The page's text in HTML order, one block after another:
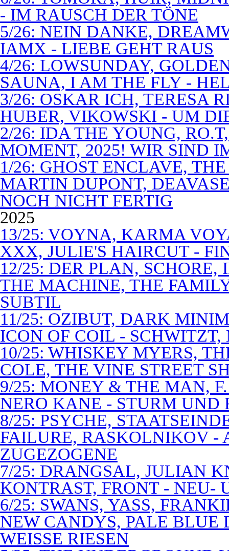
- IM RAUSCH DER TÖNE
5/26: NEIN DANKE,
IAMX - LIEBE GEHT RAUS
4/26: LOWSUNDAY,
SAUNA, I AM THE FLY -
3/26: OSKAR ICH, TERESA
HUBER, VIKOWSKI - UM
2/26: IDA THE YOUNG,
MOMENT, 2025! WIR SIND
1/26: GHOST ENCLAVE,
MARTIN DUPONT,
NOCH NICHT FERTIG
2025
13/25: VOYNA, KARMA
XXX, JULIE'S HAIRCUT -
12/25: DER PLAN,
THE MACHINE, THE
SUBTIL
11/25: OZIBUT, DARK
ICON OF COIL -
10/25: WHISKEY MYERS,
COLE, THE VINE STREET
9/25: MONEY & THE MAN,
NERO KANE - STURM UND
8/25: PSYCHE,
FAILURE, RASKOLNIKOV -
ZUGEZOGENE
7/25: DRANGSAL, JULIAN
KONTRAST, FRONT - NEU-
6/25: SWANS, YASS,
NEW CANDYS, PALE BLUE
WEISSE RIESEN